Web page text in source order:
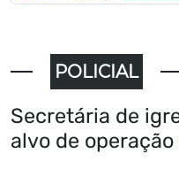
POLICIAL
Secretária de
alvo de